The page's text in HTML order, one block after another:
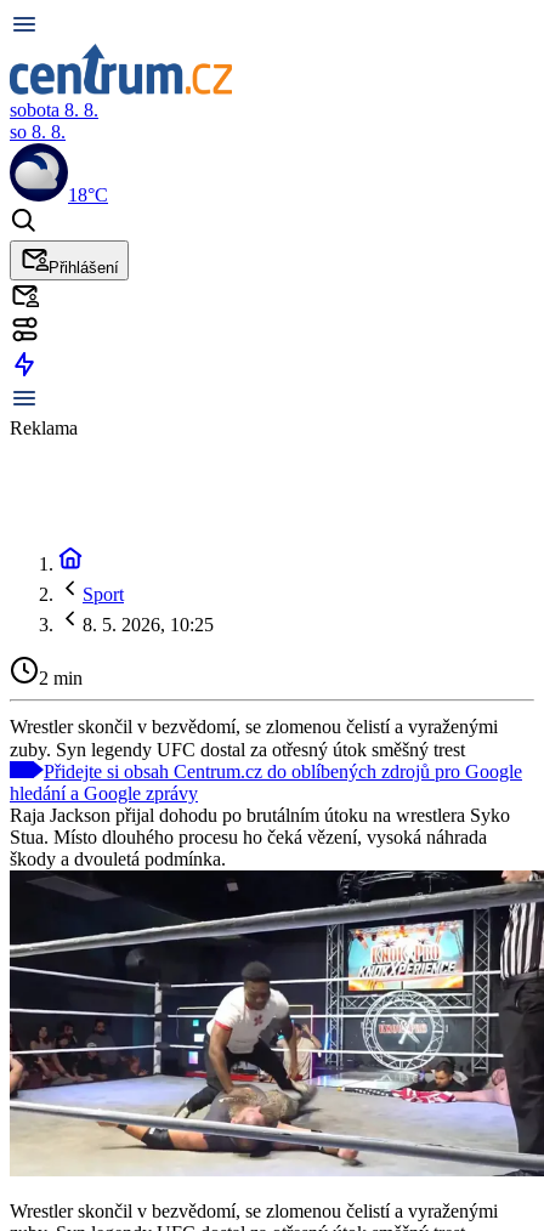
sobota 8. 8.
so 8. 8.
18°C
Přihlášení
Reklama
Sport
8. 5. 2026, 10:25
2 min
Wrestler skončil v bezvědomí, se zlomenou čelistí a vyraženými
zuby. Syn legendy UFC dostal za otřesný útok směšný trest
Přidejte si obsah Centrum.cz do oblíbených zdrojů pro Google
hledání a Google zprávy
Raja Jackson přijal dohodu po brutálním útoku na wrestlera Syko
Stua. Místo dlouhého procesu ho čeká vězení, vysoká náhrada
škody a dvouletá podmínka.
Wrestler skončil v bezvědomí, se zlomenou čelistí a vyraženými